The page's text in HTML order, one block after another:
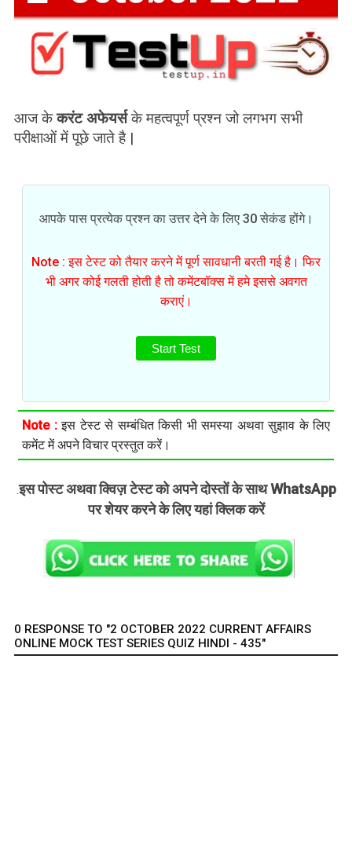
आज केकरंट अफेयर्सके महत्वपूर्ण प्रश्न जो लगभग सभी
परीक्षाओं में पूछे जाते है |
आपके पास प्रत्येक प्रश्न का उत्तर देने के लिए 30 सेकंड होंगे।
Note : इस टेस्ट को तैयार करने में पूर्ण सावधानी बरती गई है। फिर
भी अगर कोई गलती होती है तो कमेंटबॉक्स में हमे इससे अवगत
कराएं।
Start Test
Note :इस टेस्ट से सम्बंधित किसी भी समस्या अथवा सुझाव के लिए
कमेंट में अपने विचार प्रस्तुत करें।
.इस पोस्ट अथवा क्विज़ टेस्ट को अपने दोस्तों के साथ WhatsApp
पर शेयर करने के लिए यहां क्लिक करें
0 RESPONSE TO "2 OCTOBER 2022 CURRENT AFFAIRS
ONLINE MOCK TEST SERIES QUIZ HINDI - 435"